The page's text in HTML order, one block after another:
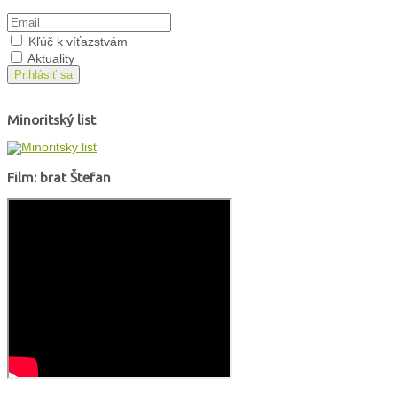
Kľúč k víťazstvám
Aktuality
Prihlásiť sa
Minoritský list
Film: brat Štefan